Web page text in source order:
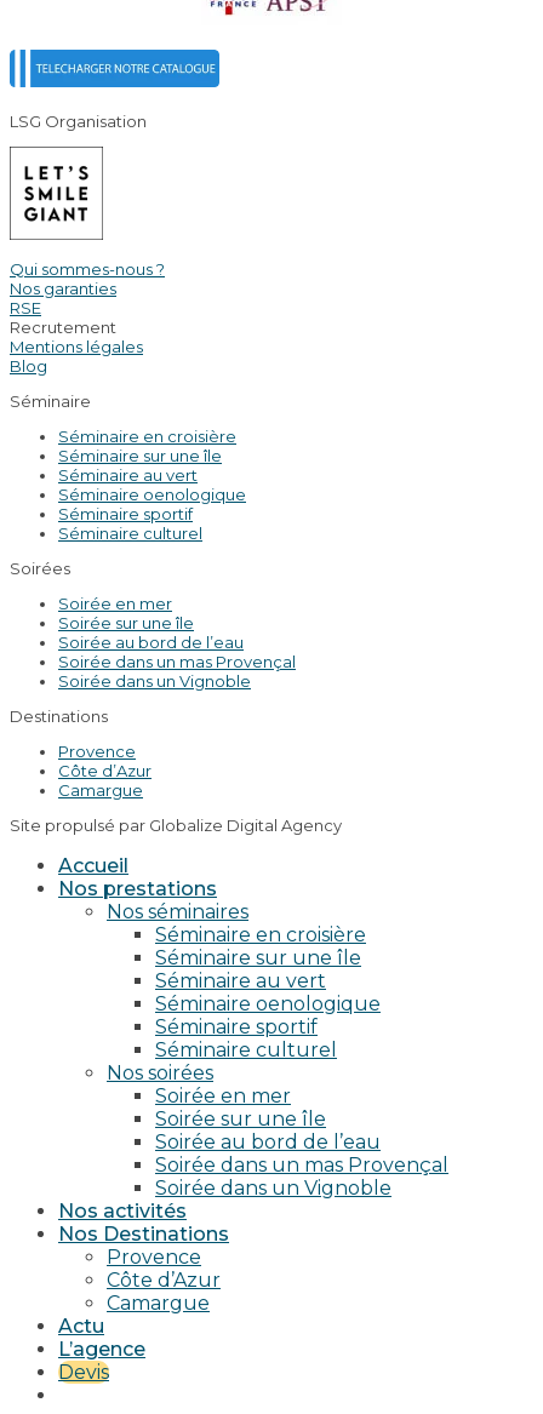
LSG Organisation
Qui sommes-nous ?
Nos garanties
RSE
Recrutement
Mentions légales
Blog
Séminaire
Séminaire en croisière
Séminaire sur une île
Séminaire au vert
Séminaire oenologique
Séminaire sportif
Séminaire culturel
Soirées
Soirée en mer
Soirée sur une île
Soirée au bord de l’eau
Soirée dans un mas Provençal
Soirée dans un Vignoble
Destinations
Provence
Côte d’Azur
Camargue
Site propulsé par Globalize Digital Agency
Accueil
Nos prestations
Nos séminaires
Séminaire en croisière
Séminaire sur une île
Séminaire au vert
Séminaire oenologique
Séminaire sportif
Séminaire culturel
Nos soirées
Soirée en mer
Soirée sur une île
Soirée au bord de l’eau
Soirée dans un mas Provençal
Soirée dans un Vignoble
Nos activités
Nos Destinations
Provence
Côte d’Azur
Camargue
Actu
L’agence
Devis